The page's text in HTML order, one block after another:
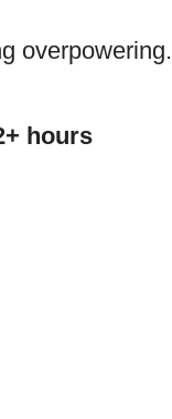
overpowering.
hours